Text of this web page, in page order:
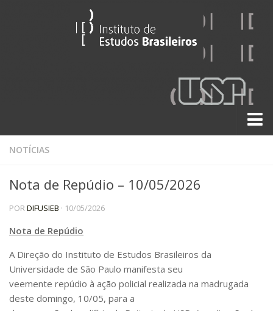
Sobre
A História do IEB
Institucional
60 Anos
Paralelos 22
Pesquisa
Pós-Doutorado
NOTÍCIAS
Nota de Repúdio – 10/05/2026
PORDIFUSIEB · 10/05/2026
Nota de Repúdio
A Direção do Instituto de Estudos Brasileiros da
Universidade de São Paulo manifesta seu
veemente repúdio à ação policial realizada na madrugada
deste domingo, 10/05, para a